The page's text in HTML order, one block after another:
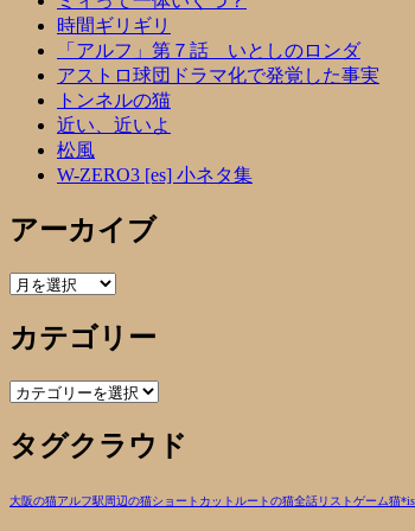
時間ギリギリ
「アルフ」第７話 いとしのロンダ
アストロ球団ドラマ化で発覚した事実
トンネルの猫
近い、近いよ
松風
W-ZERO3 [es] 小ネタ集
アーカイブ
ア
カ
イ
ブ
カテゴリー
カ
ゴ
リ
タグクラウド
大阪の猫アルフ駅周辺の猫ショートカットルートの猫全話リストゲーム猫